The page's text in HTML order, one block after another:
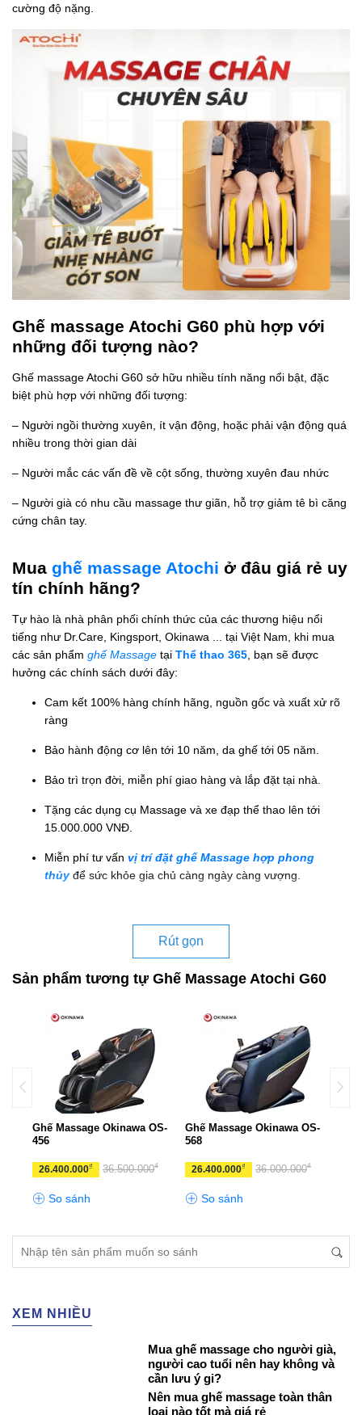
cường độ nặng.
Ghế massage Atochi G60 phù hợp với
những đối tượng nào?
Ghế massage Atochi G60 sở hữu nhiều tính năng nổi bật, đặc
biệt phù hợp với những đối tượng:
– Người ngồi thường xuyên, ít vận động, hoặc phải vận động quá
nhiều trong thời gian dài
– Người mắc các vấn đề về cột sống, thường xuyên đau nhức
– Người già có nhu cầu massage thư giãn, hỗ trợ giảm tê bì căng
cứng chân tay.
Mua ghế massage Atochi ở đâu giá rẻ uy
tín chính hãng?
Tự hào là nhà phân phối chính thức của các thương hiệu nổi
tiếng như Dr.Care, Kingsport, Okinawa ... tại Việt Nam, khi mua
các sản phẩm ghế Massage tại Thể thao 365, bạn sẽ được
hưởng các chính sách dưới đây:
Cam kết 100% hàng chính hãng, nguồn gốc và xuất xử rõ
ràng
Bảo hành động cơ lên tới 10 năm, da ghế tới 05 năm.
Bảo trì trọn đời, miễn phí giao hàng và lắp đặt tại nhà.
Tặng các dụng cụ Massage và xe đạp thể thao lên tới
15.000.000 VNĐ.
Miễn phí tư vấn vị trí đặt ghế Massage hợp phong
thủyđể sức khỏe gia chủ càng ngày càng vượng.
Rút gọn
Sản phẩm tương tự Ghế Massage Atochi G60
Ghế Massage Okinawa OS-
456
26.400.000₫ 36.500.000₫
So sánh
Ghế Massage Okinawa OS-
568
26.400.000₫ 36.000.000₫
So sánh
XEM NHIỀU
Mua ghế massage cho người già,
người cao tuổi nên hay không và
cần lưu ý gi?
Nên mua ghế massage toàn thân
loại nào tốt mà giá rẻ